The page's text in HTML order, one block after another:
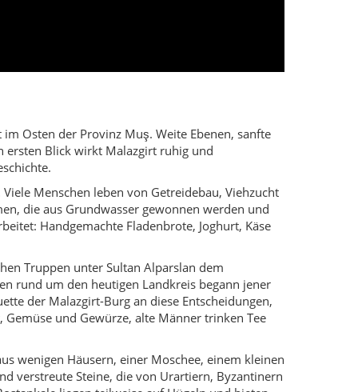
Truppen unter Sultan Alparslan dem
rund um den heutigen Landkreis begann jener
der Malazgirt-Burg an diese Entscheidungen,
wenigen Häusern, einer Moschee, einem kleinen
verstreute Steine, die von Urartiern, Byzantinern
liegen teilweise auf Hügeln und bieten
Geschichte und stille Landschaften suchen. Wer
Küche und Sonnenuntergänge, die den Himmel
sondern direkt vor Ort spüren möchten.
werden groß gefeiert – mit langen
zu den lebendigsten Bildern des Landkreises.
auf den Feldern, bei denen die ganze
Datum, sondern Teil der regionalen Identität